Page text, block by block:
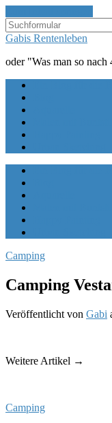
Gabis Rentenleben
oder "Was man so
Camping
Camping
Veröffentlicht von Gabi
Weitere Artikel →
Camping